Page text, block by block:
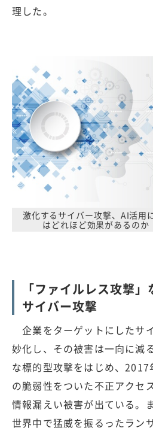
理した。
激化するサイバー攻撃、AI活用
はどれほど効果があるのか
「ファイルレス攻撃
サイバー攻撃
企業をターゲットにしたサ
妙化し、その被害は一向に減
な標的型攻撃をはじめ、
の脆弱性をついた不正アクセ
情報漏えい被害が出ている。
世界中で猛威を振るったラン